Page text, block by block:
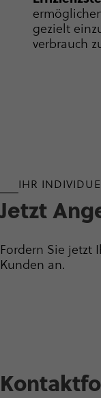
gezielt
ver­brauch
IHR
Jetzt
Fordern Sie jetzt
Kunden an.